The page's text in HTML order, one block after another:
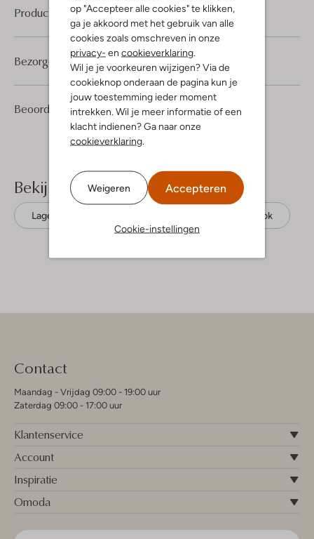
op "Accepteer alle cookies" te klikken,
ga je akkoord met het gebruik van alle
cookies zoals omschreven in onze
privacy- en cookieverklaring.
Wil je je voorkeuren wijzigen? Via de
cookieknop onderaan de pagina kun je
jouw toestemming ieder moment
intrekken. Wil je meer informatie of een
klacht indienen? Ga naar onze
cookieverklaring.
Weigeren Accepteren
Cookie-instellingen
Product informatie
Beoordelingen (1) 4/5
1
4
Sterren
Bezorgen & retourneren
Bekijk meer
Lage sneakers Leatherlook
Contact
Maandag - Vrijdag 09:00 - 19:00 uur
Zaterdag 09:00 - 17:00 uur
Klantenservice
Account
Inspiratie
Omoda